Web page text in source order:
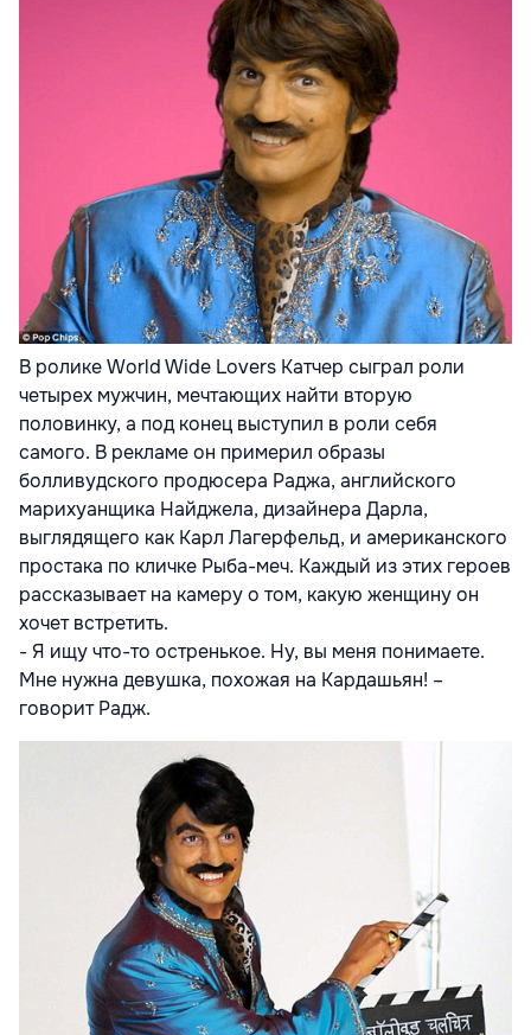
В ролике World Wide Lovers Катчер сыграл роли
четырех мужчин, мечтающих найти вторую
половинку, а под конец выступил в роли себя
самого. В рекламе он примерил образы
болливудского продюсера Раджа, английского
марихуанщика Найджела, дизайнера Дарла,
выглядящего как Карл Лагерфельд, и американского
простака по кличке Рыба-меч. Каждый из этих героев
рассказывает на камеру о том, какую женщину он
хочет встретить.
- Я ищу что-то остренькое. Ну, вы меня понимаете.
Мне нужна девушка, похожая на Кардашьян! –
говорит Радж.